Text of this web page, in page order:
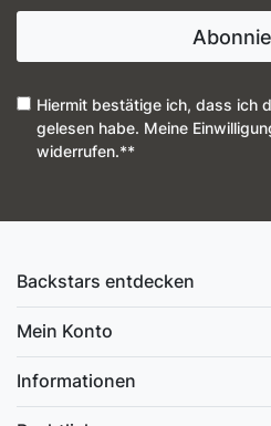
Hiermit bestätige ich, dass ich
gelesen habe. Meine
widerrufen.**
Backstars entdecken
Mein Konto
Informationen